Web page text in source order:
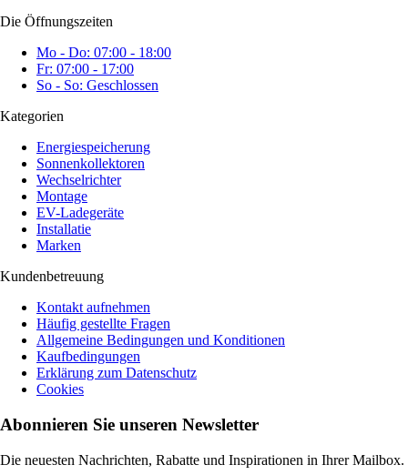
Die Öffnungszeiten
Mo - Do: 07:00 - 18:00
Fr: 07:00 - 17:00
So - So: Geschlossen
Kategorien
Energiespeicherung
Sonnenkollektoren
Wechselrichter
Montage
EV-Ladegeräte
Installatie
Marken
Kundenbetreuung
Kontakt aufnehmen
Häufig gestellte Fragen
Allgemeine Bedingungen und Konditionen
Kaufbedingungen
Erklärung zum Datenschutz
Cookies
Abonnieren Sie unseren Newsletter
Die neuesten Nachrichten, Rabatte und Inspirationen in Ihrer Mailbox.